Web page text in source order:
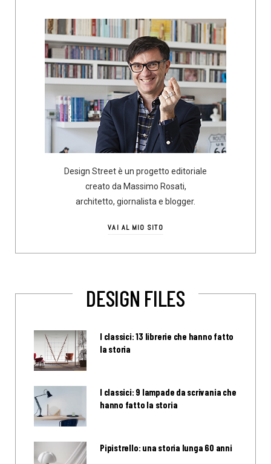
Design Street è un progetto editoriale
creato da Massimo Rosati,
architetto, giornalista e blogger.
VAI AL MIO SITO
DESIGN FILES
I classici: 13 librerie che hanno fatto
la storia
I classici: 9 lampade da scrivania che
hanno fatto la storia
Pipistrello: una storia lunga 60 anni